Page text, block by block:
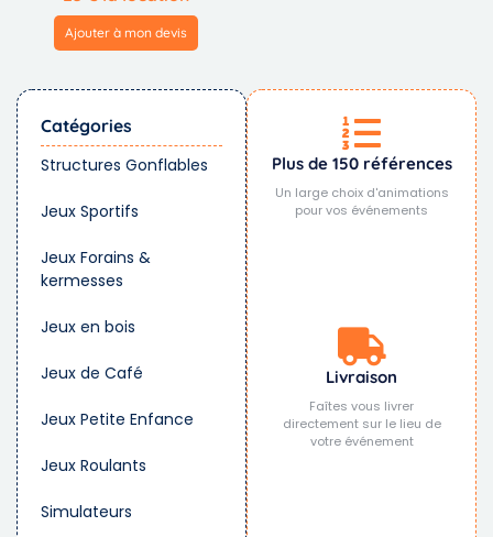
Catégories
Structures Gonflables
Jeux Sportifs
Jeux Forains &
kermesses
Jeux en bois
Jeux de Café
Jeux Petite Enfance
Jeux Roulants
Simulateurs
Plus de 150 références
Un large choix d'animations
pour vos événements
Livraison
Faîtes vous livrer
directement sur le lieu de
votre événement
Ajouter à mon devis